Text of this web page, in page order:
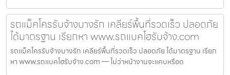
รถแม็คโครรับจ้างบางรัก เคลียร์พื้นที่รวดเร็ว ปลอดภัย
ได้มาตรฐาน เรียกหา www.รถแบคโฮรับจ้าง.com
รถแม็คโครรับจ้างบางรัก เคลียร์พื้นที่รวดเร็ว ปลอดภัย ได้มาตรฐาน เรียก
หา www.รถแบคโฮรับจ้าง.com — ไม่ว่าหน้างานจะแคบหรือด